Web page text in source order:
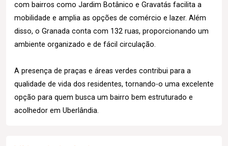
com bairros como Jardim Botânico e Gravatás facilita a
mobilidade e amplia as opções de comércio e lazer. Além
disso, o Granada conta com 132 ruas, proporcionando um
ambiente organizado e de fácil circulação.
A presença de praças e áreas verdes contribui para a
qualidade de vida dos residentes, tornando-o uma excelente
opção para quem busca um bairro bem estruturado e
acolhedor em Uberlândia.